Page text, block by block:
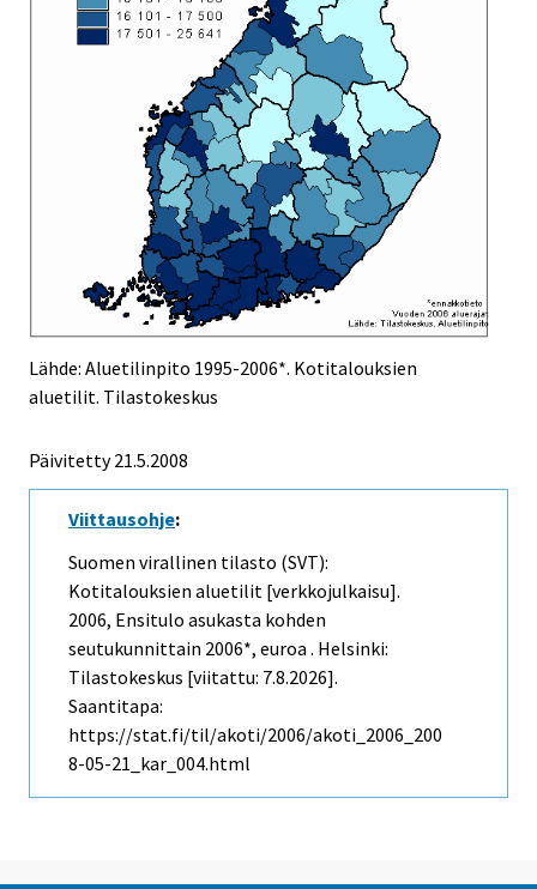
Lähde: Aluetilinpito 1995-2006*. Kotitalouksien
aluetilit. Tilastokeskus
Päivitetty21.5.2008
Viittausohje:
Suomen virallinen tilasto (SVT):
Kotitalouksien aluetilit [verkkojulkaisu].
2006, Ensitulo asukasta kohden
seutukunnittain 2006*, euroa . Helsinki:
Tilastokeskus [viitattu: 7.8.2026].
Saantitapa:
https://stat.fi/til/akoti/2006/akoti_2006_200
8-05-21_kar_004.html